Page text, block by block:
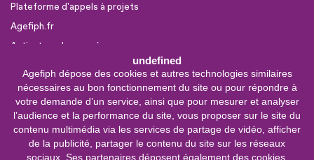
undefined
Agefiph dépose des cookies et autres technologies similaires
nécessaires au bon fonctionnement du site ou pour répondre à
votre demande d’un service, ainsi que pour mesurer et analyser
l’audience et la performance du site, vous proposer sur le site du
contenu multimédia via les services de partage de vidéo, afficher
de la publicité, partager le contenu du site sur les réseaux
sociaux. Ses partenaires déposent également des cookies.
Plateforme d'appels à projets
Agefiph.fr
Activateur de progrès
Sites partenaires
FIRAH
CNSA
FIPHFP